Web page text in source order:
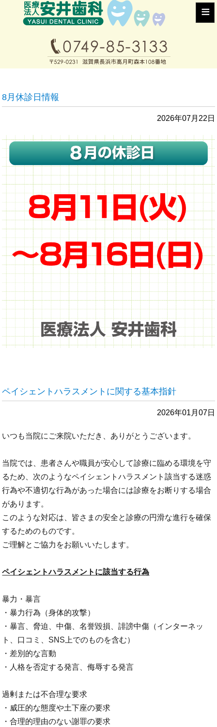
≡
8月休診日情報
2026年07月22日
ペイシェントハラスメントに関する基本指針
2026年01月07日
いつも当院にご来院いただき、ありがとうございます。
当院では、患者さんや職員が安心して診療に臨める環境を守
るため、次のようなペイシェントハラスメント該当する迷惑
行為や不適切な行為があった場合には診療をお断りする場合
があります。
このような対応は、皆さまの安全と診療の円滑な進行を確保
するためのものです。
ご理解とご協力をお願いいたします。
ペイシェントハラスメントに該当する行為
暴力・暴言
・暴力行為（身体的攻撃）
・暴言、脅迫、中傷、名誉毀損、誹謗中傷（インターネッ
ト、口コミ、SNS上でのものを含む）
・差別的な言動
・人格を否定する発言、侮辱する発言
過剰または不合理な要求
・威圧的な態度や土下座の要求
・合理的理由のない謝罪の要求